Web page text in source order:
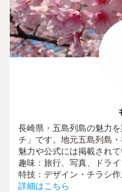
長崎県・五島列島の魅力
チ」です。地元五島列島
魅力や公式には掲載され
趣味：旅行、写真、ドラ
特技：デザイン・チラシ
詳細はこちら